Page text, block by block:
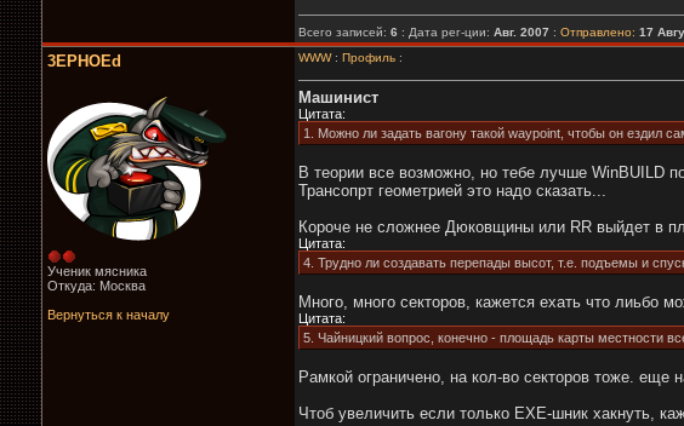
Всего записей: 6 : Дата рег-ции: Авг. 2007 : Отправлено: 17
3EPHOEd
Ученик мясника
Откуда: Москва
Вернуться к началу
WWW: Профиль :
Машинист
Цитата:
1. Можно ли задать вагону такой waypoint, чтобы он ездил
В теории все возможно, но тебе лучше WinBUILD
Трансопрт геометрией это надо сказать...
Короче не сложнее Дюковщины или RR выйдет в
Цитата:
4. Трудно ли создавать перепады высот, т.е. подъемы и
Много, много секторов, кажется ехать что лиьбо
Цитата:
5. Чайницкий вопрос, конечно - площадь карты местности
Рамкой ограничено, на кол-во секторов тоже.
Чтоб увеличить если только ЕХЕ-шник хакнуть,